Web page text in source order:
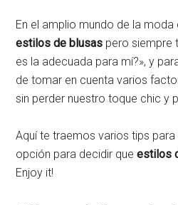
En el amplio mundo de la moda
estilos de blusas pero siempre
es la adecuada para mí?», y
de tomar en cuenta varios
sin perder nuestro toque chic y
Aquí te traemos varios tips
opción para decidir queestilos
Enjoy it!